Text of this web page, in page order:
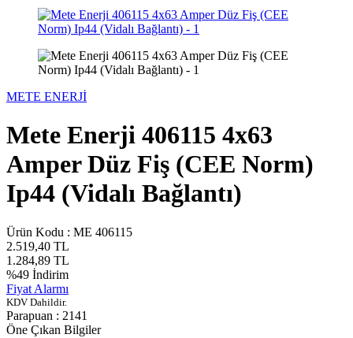
METE ENERJİ
Mete Enerji 406115 4x63
Amper Düz Fiş (CEE Norm)
Ip44 (Vidalı Bağlantı)
Ürün Kodu : ME 406115
2.519,40 TL
1.284,89 TL
%49 İndirim
Fiyat Alarmı
KDV Dahildir.
Parapuan : 2141
Öne Çıkan Bilgiler